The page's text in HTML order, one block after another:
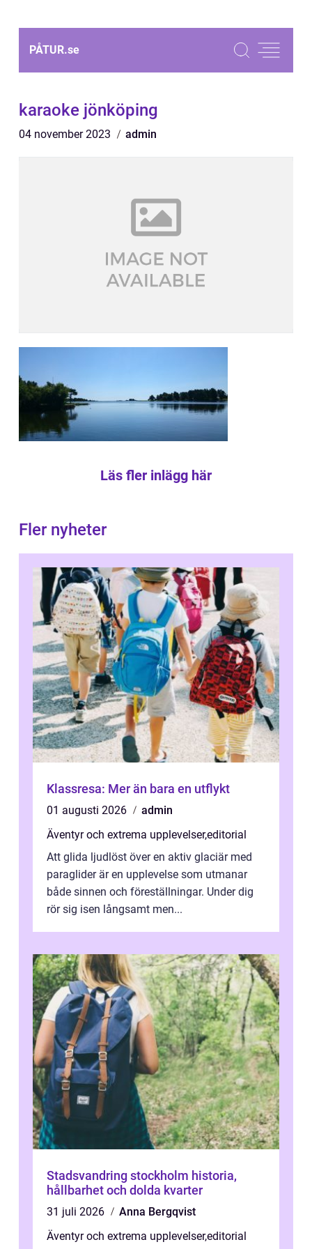
PÅTUR.se
karaoke jönköping
04 november 2023 admin
Läs fler inlägg här
Fler nyheter
Klassresa: Mer än bara en utflykt
01 augusti 2026
admin
Äventyr och extrema upplevelser,editorial
Att glida ljudlöst över en aktiv glaciär med
paraglider är en upplevelse som utmanar
både sinnen och föreställningar. Under dig
rör sig isen långsamt men...
Stadsvandring stockholm historia,
hållbarhet och dolda kvarter
31 juli 2026
Anna Bergqvist
Äventyr och extrema upplevelser,editorial